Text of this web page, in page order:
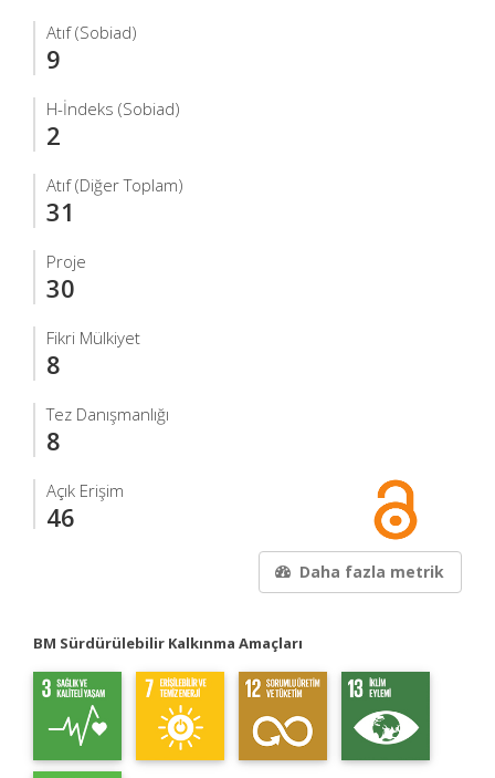
Atıf (Sobiad)
9
H-İndeks (Sobiad)
2
Atıf (Diğer Toplam)
31
Proje
30
Fikri Mülkiyet
8
Tez Danışmanlığı
8
Açık Erişim
46
Daha fazla metrik
BM Sürdürülebilir Kalkınma Amaçları